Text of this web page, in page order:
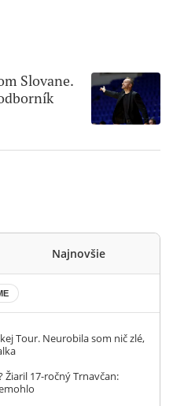
Slovane.
Najnovšie
Tour. Neurobila som nič zlé,
Žiaril 17-ročný Trnavčan: